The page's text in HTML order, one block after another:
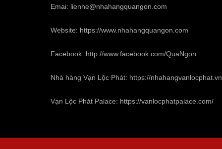
Emai: lienhe@nhahangquangon.com
Website: https://www.nhahangquangon.com
Facebook: http://www.facebook.com/QuaNgon
Nhà hàng Vạn Lộc Phát: https://
Vạn Lộc Phát Palace: https://vanlocphatpalace.com/